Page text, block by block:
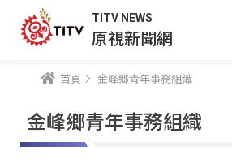
TITV NEWS
原視新聞網
首頁 金峰鄉青年事務組織
金峰鄉青年事務組織